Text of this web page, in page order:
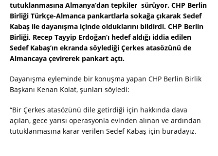
tutuklanmasına Almanya’dan tepkiler sürüyor. CHP Berlin
Birliği Türkçe-Almanca pankartlarla sokağa çıkarak Sedef
Kabaş ile dayanışma içinde olduklarını bildirdi. CHP Berlin
Birliği, Recep Tayyip Erdoğan’ı hedef aldığı iddia edilen
Sedef Kabaş’ın ekranda söylediği Çerkes atasözünü de
Almancaya çevirerek pankart açtı.
Dayanışma eyleminde bir konuşma yapan CHP Berlin Birlik
Başkanı Kenan Kolat, şunları söyledi:
“Bir Çerkes atasözünü dile getirdiği için hakkında dava
açılan, gece yarısı operasyonla evinden alınan ve ardından
tutuklanmasına karar verilen Sedef Kabaş için buradayız.